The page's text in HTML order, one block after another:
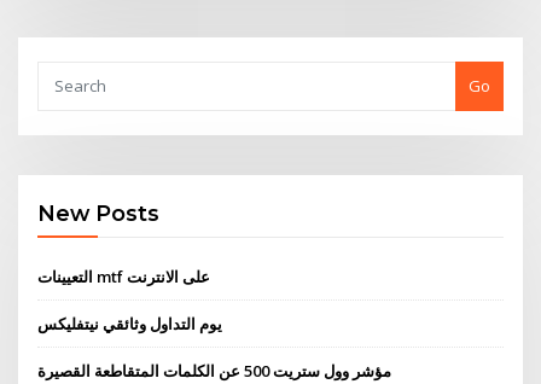
Go
New Posts
التعيينات mtf على الانترنت
يوم التداول وثائقي نيتفليكس
مؤشر وول ستريت 500 عن الكلمات المتقاطعة القصيرة